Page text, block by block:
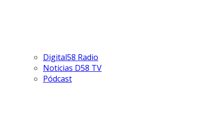
Digital58 Radio
Noticias D58 TV
Pódcast